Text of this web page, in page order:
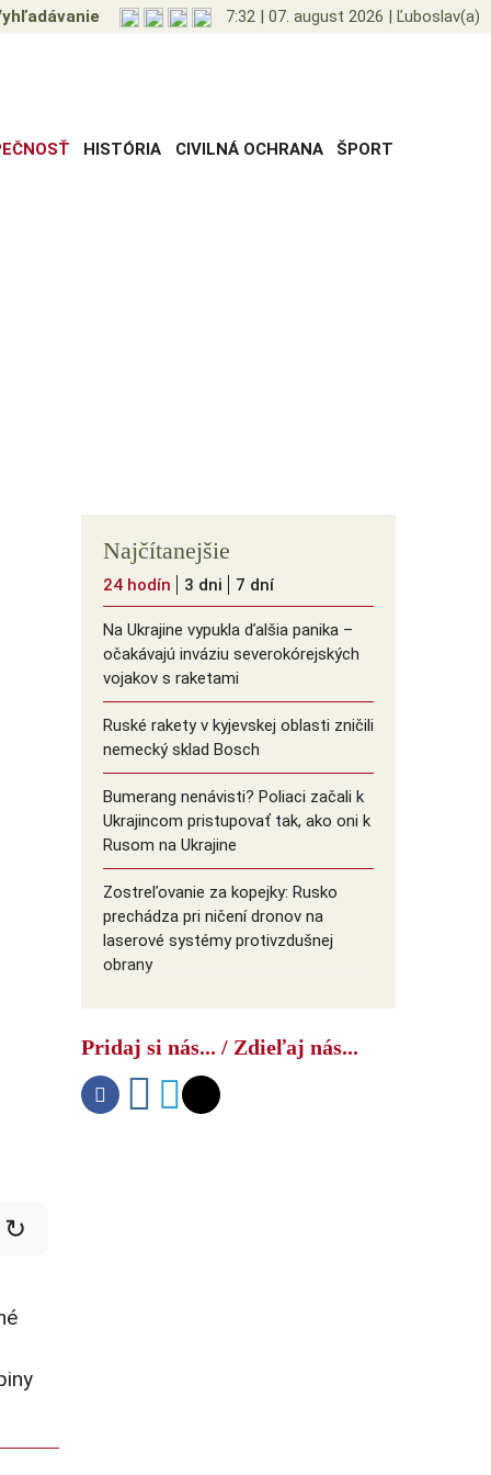
7:32 | 07. august 2026 | Ľuboslav(a)
HISTÓRIA CIVILNÁ OCHRANA ŠPORT
Najčítanejšie
24 hodín 3 dni 7 dní
Na Ukrajine vypukla ďalšia panika –
očakávajú inváziu severokórejských
vojakov s raketami
Ruské rakety v kyjevskej oblasti zničili
nemecký sklad Bosch
Bumerang nenávisti? Poliaci začali k
Ukrajincom pristupovať tak, ako oni k
Rusom na Ukrajine
Zostreľovanie za kopejky: Rusko
prechádza pri ničení dronov na
laserové systémy protivzdušnej
obrany
šokom
↻
Pridaj si nás... / Zdieľaj nás...